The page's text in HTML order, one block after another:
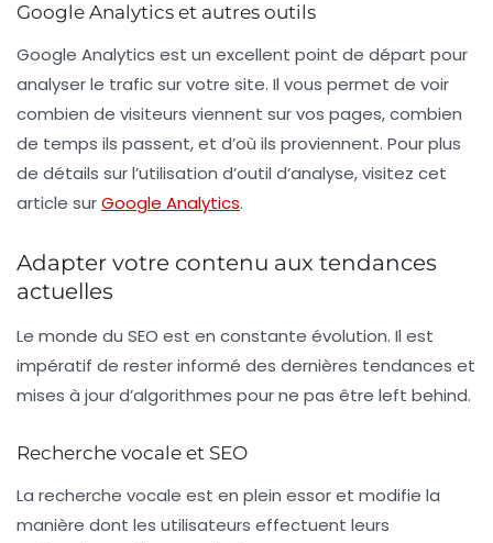
Google Analytics et autres outils
Google Analytics est un excellent point de départ pour
analyser le trafic sur votre site. Il vous permet de voir
combien de visiteurs viennent sur vos pages, combien
de temps ils passent, et d’où ils proviennent. Pour plus
de détails sur l’utilisation d’outil d’analyse, visitez cet
article surGoogle Analytics.
Adapter votre contenu aux tendances
actuelles
Le monde du SEO est en constante évolution. Il est
impératif de rester informé des dernières tendances et
mises à jour d’algorithmes pour ne pas être left behind.
Recherche vocale et SEO
La recherche vocale est en plein essor et modifie la
manière dont les utilisateurs effectuent leurs